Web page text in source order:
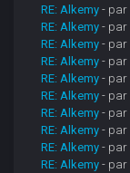
RE: Alkemy - par
RE: Alkemy - par
RE: Alkemy - par
RE: Alkemy - par
RE: Alkemy - par
RE: Alkemy - par
RE: Alkemy - par
RE: Alkemy - par
RE: Alkemy - par
RE: Alkemy - par